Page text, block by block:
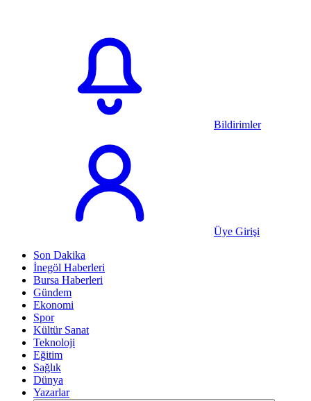
Bildirimler
Üye Girişi
Son Dakika
İnegöl Haberleri
Bursa Haberleri
Gündem
Ekonomi
Spor
Kültür Sanat
Teknoloji
Eğitim
Sağlık
Dünya
Yazarlar